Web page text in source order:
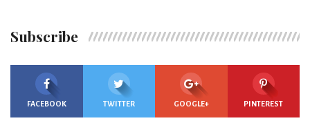
Subscribe
FACEBOOK TWITTER GOOGLE+ PINTEREST